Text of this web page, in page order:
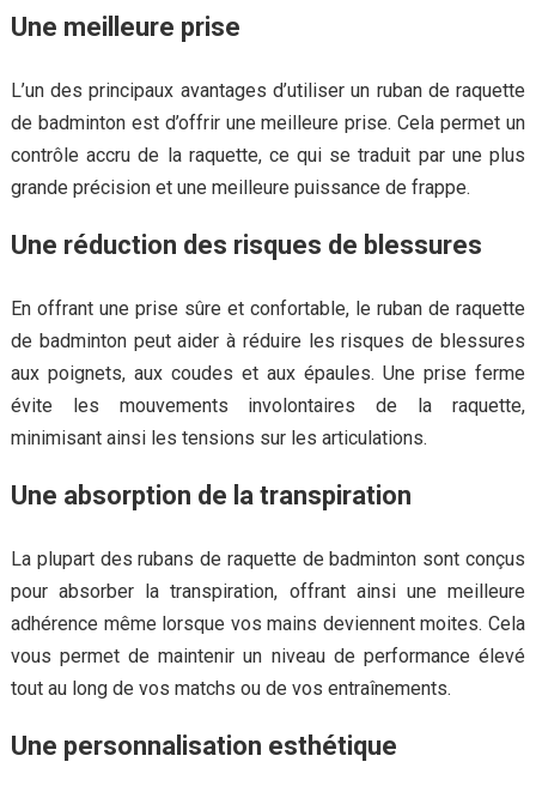
Une meilleure prise
L’un des principaux avantages d’utiliser un ruban de raquette
de badminton est d’offrir une meilleure prise. Cela permet un
contrôle accru de la raquette, ce qui se traduit par une plus
grande précision et une meilleure puissance de frappe.
Une réduction des risques de blessures
En offrant une prise sûre et confortable, le ruban de raquette
de badminton peut aider à réduire les risques de blessures
aux poignets, aux coudes et aux épaules. Une prise ferme
évite les mouvements involontaires de la raquette,
minimisant ainsi les tensions sur les articulations.
Une absorption de la transpiration
La plupart des rubans de raquette de badminton sont conçus
pour absorber la transpiration, offrant ainsi une meilleure
adhérence même lorsque vos mains deviennent moites. Cela
vous permet de maintenir un niveau de performance élevé
tout au long de vos matchs ou de vos entraînements.
Une personnalisation esthétique